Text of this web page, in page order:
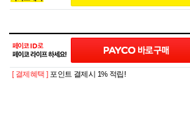
[ 결제혜택 ] 포인트 결제시 1% 적립!